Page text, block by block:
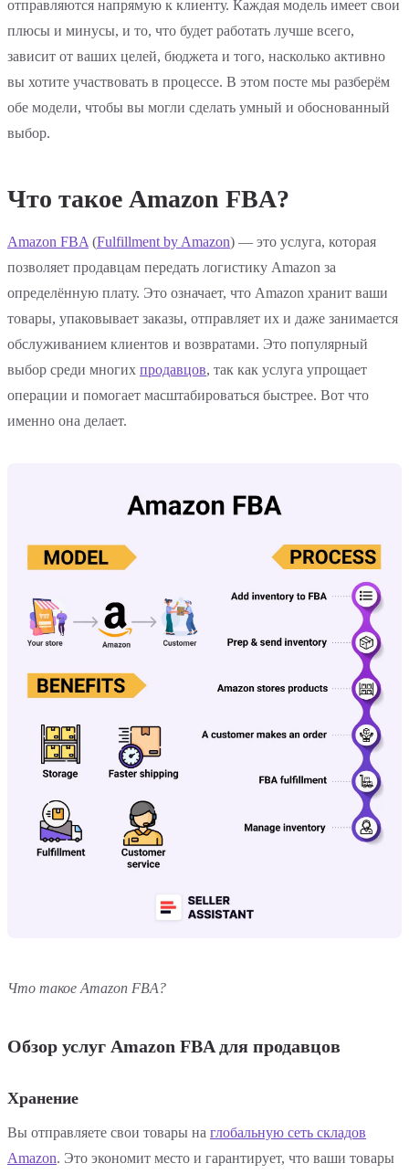
отправляются напрямую к клиенту. Каждая модель имеет свои
плюсы и минусы, и то, что будет работать лучше всего,
зависит от ваших целей, бюджета и того, насколько активно
вы хотите участвовать в процессе. В этом посте мы разберём
обе модели, чтобы вы могли сделать умный и обоснованный
выбор.
Что такое Amazon FBA?
Amazon FBA (Fulfillment by Amazon) — это услуга, которая
позволяет продавцам передать логистику Amazon за
определённую плату. Это означает, что Amazon хранит ваши
товары, упаковывает заказы, отправляет их и даже занимается
обслуживанием клиентов и возвратами. Это популярный
выбор среди многих продавцов, так как услуга упрощает
операции и помогает масштабироваться быстрее. Вот что
именно она делает.
Что такое Amazon FBA?
Обзор услуг Amazon FBA для продавцов
Хранение
Вы отправляете свои товары на глобальную сеть складов
Amazon. Это экономит место и гарантирует, что ваши товары